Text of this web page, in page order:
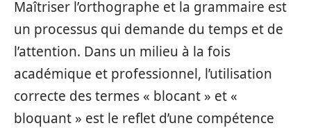
Maîtriser l’orthographe et la grammaire est
un processus qui demande du temps et de
l’attention. Dans un milieu à la fois
académique et professionnel, l’utilisation
correcte des termes « blocant » et «
bloquant » est le reflet d’une compétence